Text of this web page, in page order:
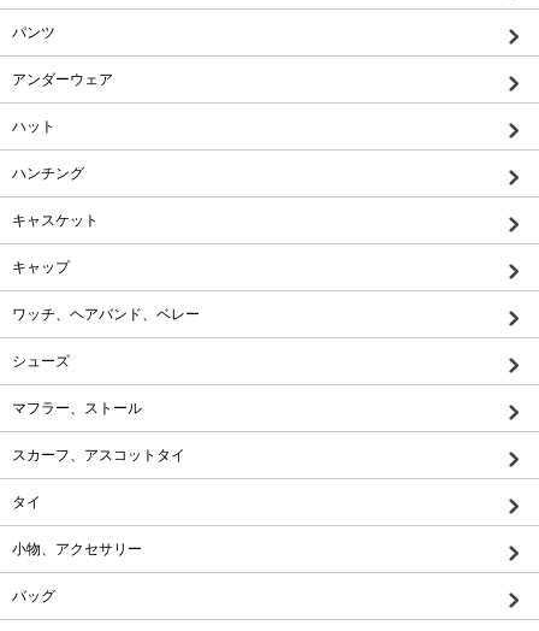
パンツ
アンダーウェア
ハット
ハンチング
キャスケット
キャップ
ワッチ、ヘアバンド、ベレー
シューズ
マフラー、ストール
スカーフ、アスコットタイ
タイ
小物、アクセサリー
バッグ